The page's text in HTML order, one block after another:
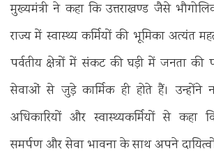
मुख्यमंत्री ने कहा कि उत्तराखण्ड जैसे
राज्य में स्वास्थ्य कर्मियों की भूमिका अत्यंत
पर्वतीय क्षेत्रों में संकट की घड़ी में जनता की
सेवाओं से जुड़े कार्मिक ही होते हैं। उन्होंने
अधिकारियों और स्वास्थ्यकर्मियों से कहा
समर्पण और सेवा भावना के साथ अपने दायित्वों